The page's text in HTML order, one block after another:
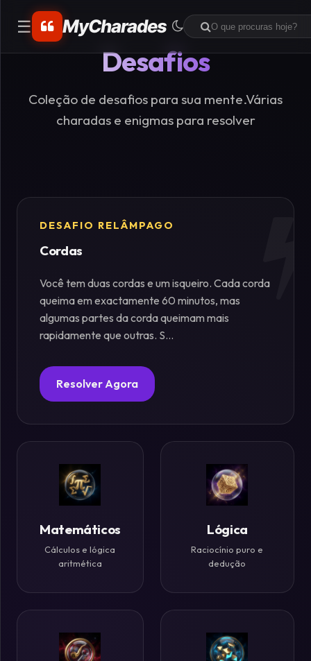
☰ MyCharades
Matemáticos
Charadas
Lógica
Fósforos
Enigmas
Estelares
Criptografia
Códigos
Paradoxos
Desafios
Coleção de desafios para sua mente.Várias
charadas e enigmas para resolver
DESAFIO RELÂMPAGO
Cordas
Você tem duas cordas e um isqueiro. Cada corda
queima em exactamente 60 minutos, mas
algumas partes da corda queimam mais
rapidamente que outras. S...
Resolver Agora
Matemáticos
Cálculos e lógica
aritmética
Lógica
Raciocínio puro e
dedução